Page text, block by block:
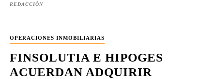
REDACCIÓN
OPERACIONES INMOBILIARIAS
FINSOLUTIA E HIPOGES
ACUERDAN ADQUIRIR